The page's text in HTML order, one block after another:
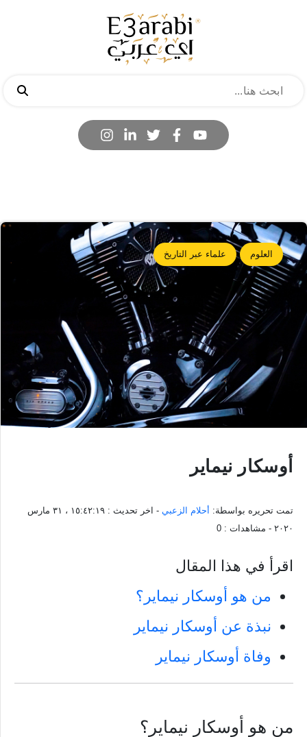
العلوم علماء عبر التاريخ
أوسكار نيماير
تمت تحريره بواسطة: أحلام الزعبي - اخر تحديث :
١٥:٤٢:١٩ ، ٣١ مارس
٢٠٢٠ - مشاهدات : 0
اقرأ في هذا المقال
من هو أوسكار نيماير؟
نبذة عن أوسكار نيماير
وفاة أوسكار نيماير
من هو أوسكار نيماير؟